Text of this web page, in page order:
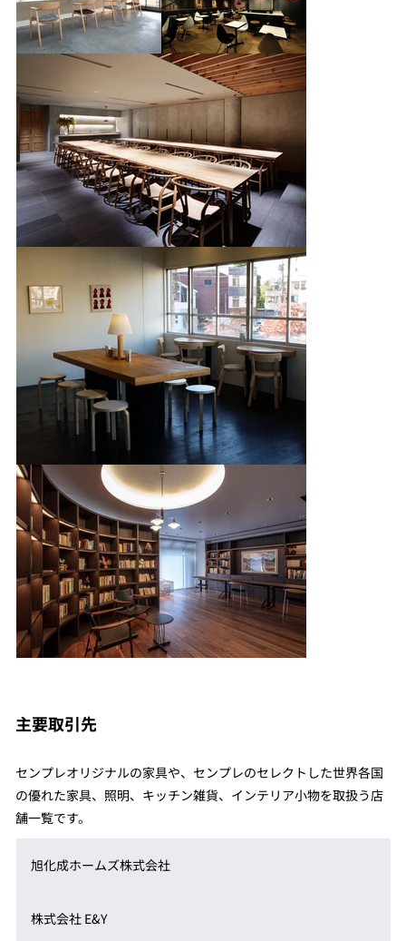
主要取引先
センプレオリジナルの家具や、センプレのセレクトした世界各国
の優れた家具、照明、キッチン雑貨、インテリア小物を取扱う店
舗一覧です。
旭化成ホームズ株式会社
株式会社 E&Y